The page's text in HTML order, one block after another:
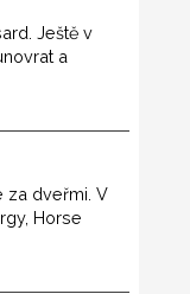
Ještě v
a
za dveřmi. V
Horse